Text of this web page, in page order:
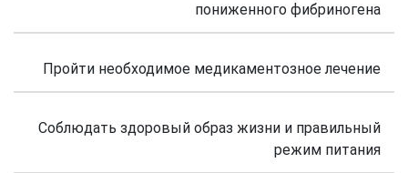
пониженного фибриногена
Пройти необходимое медикаментозное лечение
Соблюдать здоровый образ жизни и правильный
режим питания